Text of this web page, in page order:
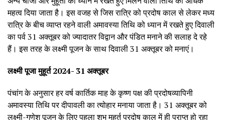
महत्व दिया जाता है। इस वजह से जिस रात्रि को प्रदोष काल से लेकर मध्य
रात्रि के बीच व्याप्त रहने वाली अमावस्या तिथि को ध्यान में रखते हुए दिवाली
का पर्व 31 अक्तूबर को ज्यादातर विद्वान और पंडित मनाने की सलाह दे रहे
हैं। इस तरह के लक्ष्मी पूजन के साथ दिवाली 31 अक्तूबर को मनाएं।
लक्ष्मी पूजा मुहूर्त 2024- 31 अक्तूबर
पंचांग के अनुसार हर वर्ष कार्तिक माह के कृष्ण पक्ष की प्रदोषव्यापिनी
अमावस्या तिथि पर दीपावली का त्योहार मनाया जाता है। 31 अक्तूबर को
लक्ष्मी-गणेश पूजन के लिए पहला शुभ मुहूर्त प्रदोष काल में ही प्राप्त हो रहा